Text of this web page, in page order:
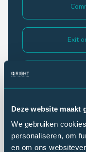
Deze website maakt
We gebruiken
personaliseren, om
en om ons
Exit